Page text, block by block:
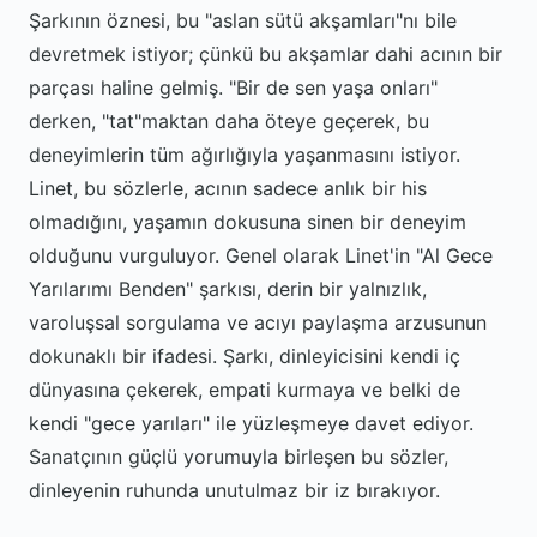
Şarkının öznesi, bu "aslan sütü akşamları"nı bile
devretmek istiyor; çünkü bu akşamlar dahi acının bir
parçası haline gelmiş. "Bir de sen yaşa onları"
derken, "tat"maktan daha öteye geçerek, bu
deneyimlerin tüm ağırlığıyla yaşanmasını istiyor.
Linet, bu sözlerle, acının sadece anlık bir his
olmadığını, yaşamın dokusuna sinen bir deneyim
olduğunu vurguluyor. Genel olarak Linet'in "Al Gece
Yarılarımı Benden" şarkısı, derin bir yalnızlık,
varoluşsal sorgulama ve acıyı paylaşma arzusunun
dokunaklı bir ifadesi. Şarkı, dinleyicisini kendi iç
dünyasına çekerek, empati kurmaya ve belki de
kendi "gece yarıları" ile yüzleşmeye davet ediyor.
Sanatçının güçlü yorumuyla birleşen bu sözler,
dinleyenin ruhunda unutulmaz bir iz bırakıyor.